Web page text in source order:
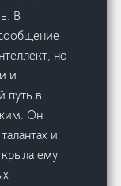
В
но
и
путь в
Он
и
ему